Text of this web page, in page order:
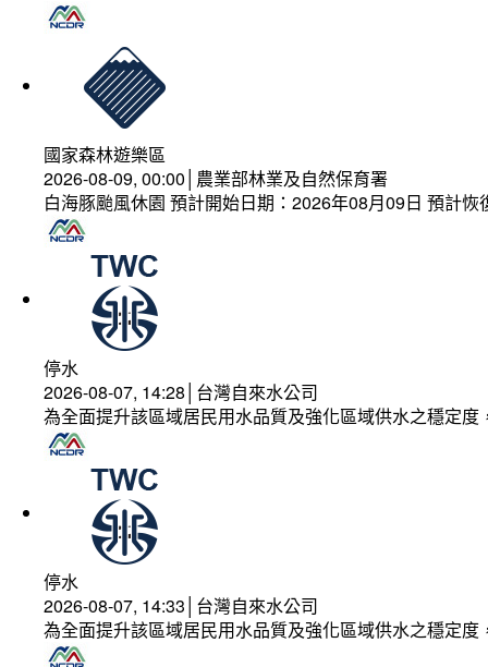
國家森林遊樂區
2026-08-09, 00:00│農業部林業及自然保育署
白海豚颱風休園 預計開始日期：2026年08月09日 預計
停水
2026-08-07, 14:28│台灣自來水公司
為全面提升該區域居民用水品質及強化區域供水之穩定
停水
2026-08-07, 14:33│台灣自來水公司
為全面提升該區域居民用水品質及強化區域供水之穩定